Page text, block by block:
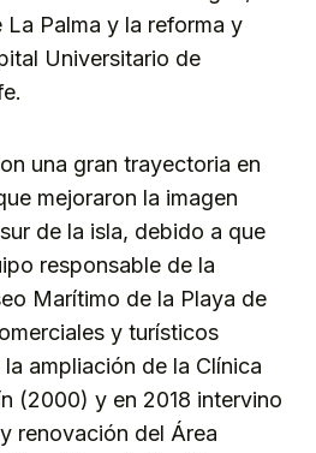
La Palma y la reforma y
Universitario de
una gran trayectoria en
mejoraron la imagen
de la isla, debido a que
responsable de la
Marítimo de la Playa de
y turísticos
ampliación de la Clínica
(2000) y en 2018 intervino
renovación del Área